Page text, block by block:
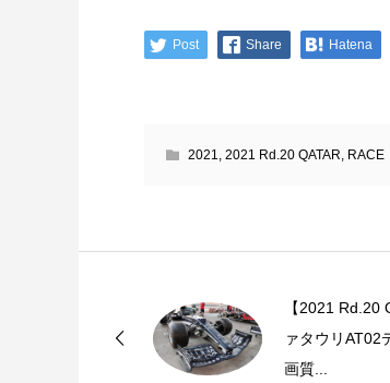
Post Share Hatena
2021, 2021 Rd.20 QATAR, RACE
【2021 Rd.20
ァタウリAT02
画質...